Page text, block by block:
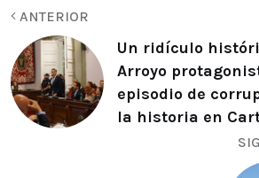
ANTERIOR
Un ridículo
Arroyo
episodio de
la historia en